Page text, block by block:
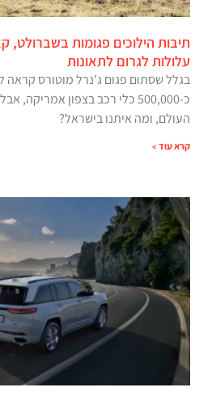
עלולות לגרום לתאונות
בגלל שסתום פגום ג'נרל מוטורס קראה
כ-500,000 כלי רכב בצפון
העולם, ומה איתנו בישראל?
קרא עוד »